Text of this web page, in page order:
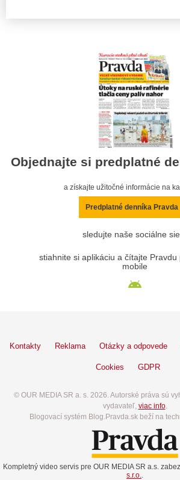
Objednajte si predplatné
a získajte užitočné informácie na
Predplatné denníka Pravda
sledujte naše sociálne
stiahnite si aplikáciu a čítajte Pravdu
mobile
Kontakty Reklama Otázky a odpovede
Cookies GDPR
© OUR MEDIA SR a. s. 2026. Autorské práva sú
vydavateľ, viac info.
Blogovací systém Blog.Pravda.sk beží na
Kompletný video servis pre OUR MEDIA SR a.s.
s.r.o..